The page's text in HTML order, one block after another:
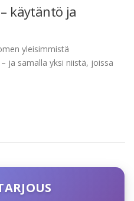
käytäntö ja
yleisimmistä
ja samalla yksi niistä, joissa